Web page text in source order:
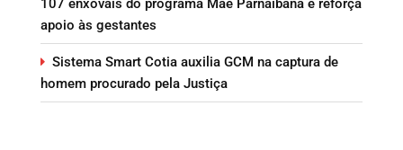
apoio às gestantes
Sistema Smart Cotia auxilia GCM na captura de
homem procurado pela Justiça